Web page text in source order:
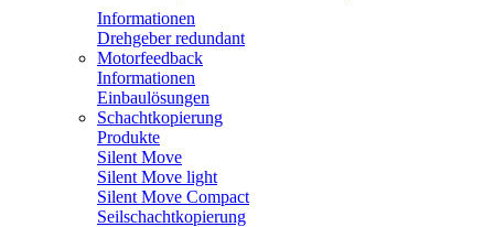
Informationen
Drehgeber redundant
Motorfeedback
Informationen
Einbaulösungen
Schachtkopierung
Produkte
Silent Move
Silent Move light
Silent Move Compact
Seilschachtkopierung